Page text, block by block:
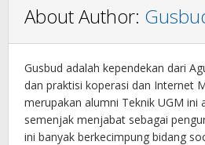
About Author:
Gusbud adalah kependekan dari
dan praktisi koperasi dan Internet
merupakan alumni Teknik UGM ini
semenjak menjabat sebagai
ini banyak berkecimpung bidang